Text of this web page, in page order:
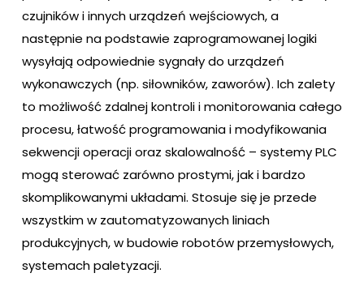
czujników i innych urządzeń wejściowych, a
następnie na podstawie zaprogramowanej logiki
wysyłają odpowiednie sygnały do urządzeń
wykonawczych (np. siłowników, zaworów). Ich zalety
to możliwość zdalnej kontroli i monitorowania całego
procesu, łatwość programowania i modyfikowania
sekwencji operacji oraz skalowalność – systemy PLC
mogą sterować zarówno prostymi, jak i bardzo
skomplikowanymi układami. Stosuje się je przede
wszystkim w zautomatyzowanych liniach
produkcyjnych, w budowie robotów przemysłowych,
systemach paletyzacji.